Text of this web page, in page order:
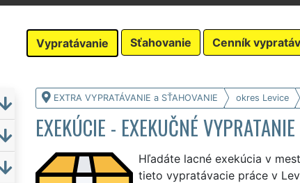
Vypratávanie Sťahovanie Cenník
EXTRA VYPRATÁVANIE a SŤAHOVANIE okres Levice
EXEKÚCIE - EXEKUČNÉ
Hľadáte lacné exekúcia v
tieto vypratávacie práce v